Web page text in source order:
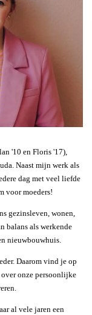
'10 en Floris '17),
Naast mijn werk als
dag met veel liefde
voor moeders!
gezinsleven, wonen,
balans als werkende
nieuwbouwhuis.
Daarom vind je op
onze persoonlijke
al vele jaren een